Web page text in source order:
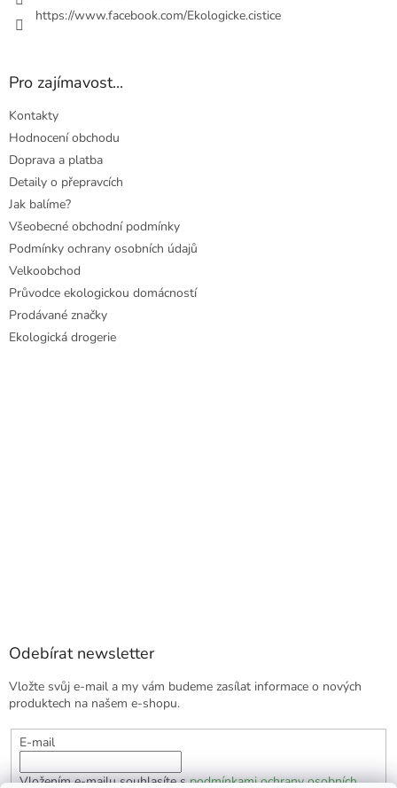
https://www.facebook.com/Ekologicke.cistice
Pro zajímavost...
Kontakty
Hodnocení obchodu
Doprava a platba
Detaily o přepravcích
Jak balíme?
Všeobecné obchodní podmínky
Podmínky ochrany osobních údajů
Velkoobchod
Průvodce ekologickou domácností
Prodávané značky
Ekologická drogerie
Odebírat newsletter
Vložte svůj e-mail a my vám budeme zasílat informace o nových
produktech na našem e-shopu.
E-mail
Vložením e-mailu souhlasíte spodmínkami ochrany osobních